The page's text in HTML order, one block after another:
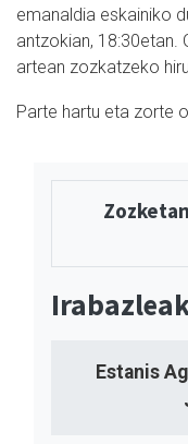
emanaldia eskainiko
antzokian, 18:30etan.
artean zozkatzeko
Parte hartu eta zorte
Estanis